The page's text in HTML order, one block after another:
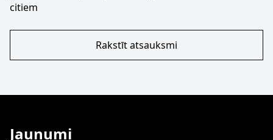
citiem
Rakstīt atsauksmi
Jaunumi